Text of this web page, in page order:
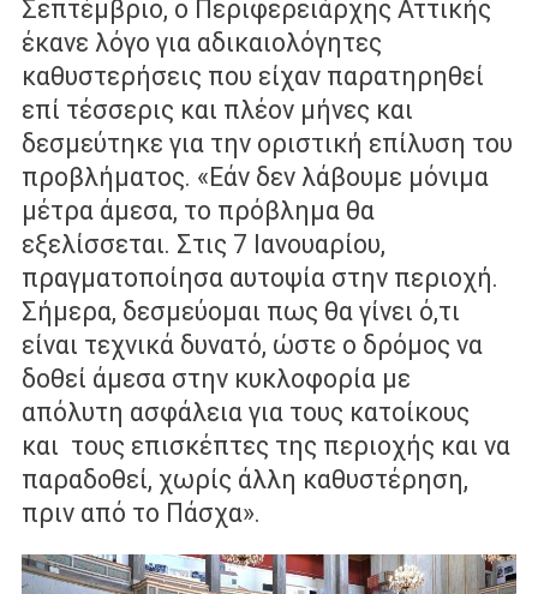
Σεπτέμβριο, ο Περιφερειάρχης Αττικής
έκανε λόγο για αδικαιολόγητες
καθυστερήσεις που είχαν παρατηρηθεί
επί τέσσερις και πλέον μήνες και
δεσμεύτηκε για την οριστική επίλυση του
προβλήματος. «Εάν δεν λάβουμε μόνιμα
μέτρα άμεσα, το πρόβλημα θα
εξελίσσεται. Στις 7 Ιανουαρίου,
πραγματοποίησα αυτοψία στην περιοχή.
Σήμερα, δεσμεύομαι πως θα γίνει ό,τι
είναι τεχνικά δυνατό, ώστε ο δρόμος να
δοθεί άμεσα στην κυκλοφορία με
απόλυτη ασφάλεια για τους κατοίκους
και τους επισκέπτες της περιοχής και να
παραδοθεί, χωρίς άλλη καθυστέρηση,
πριν από το Πάσχα».